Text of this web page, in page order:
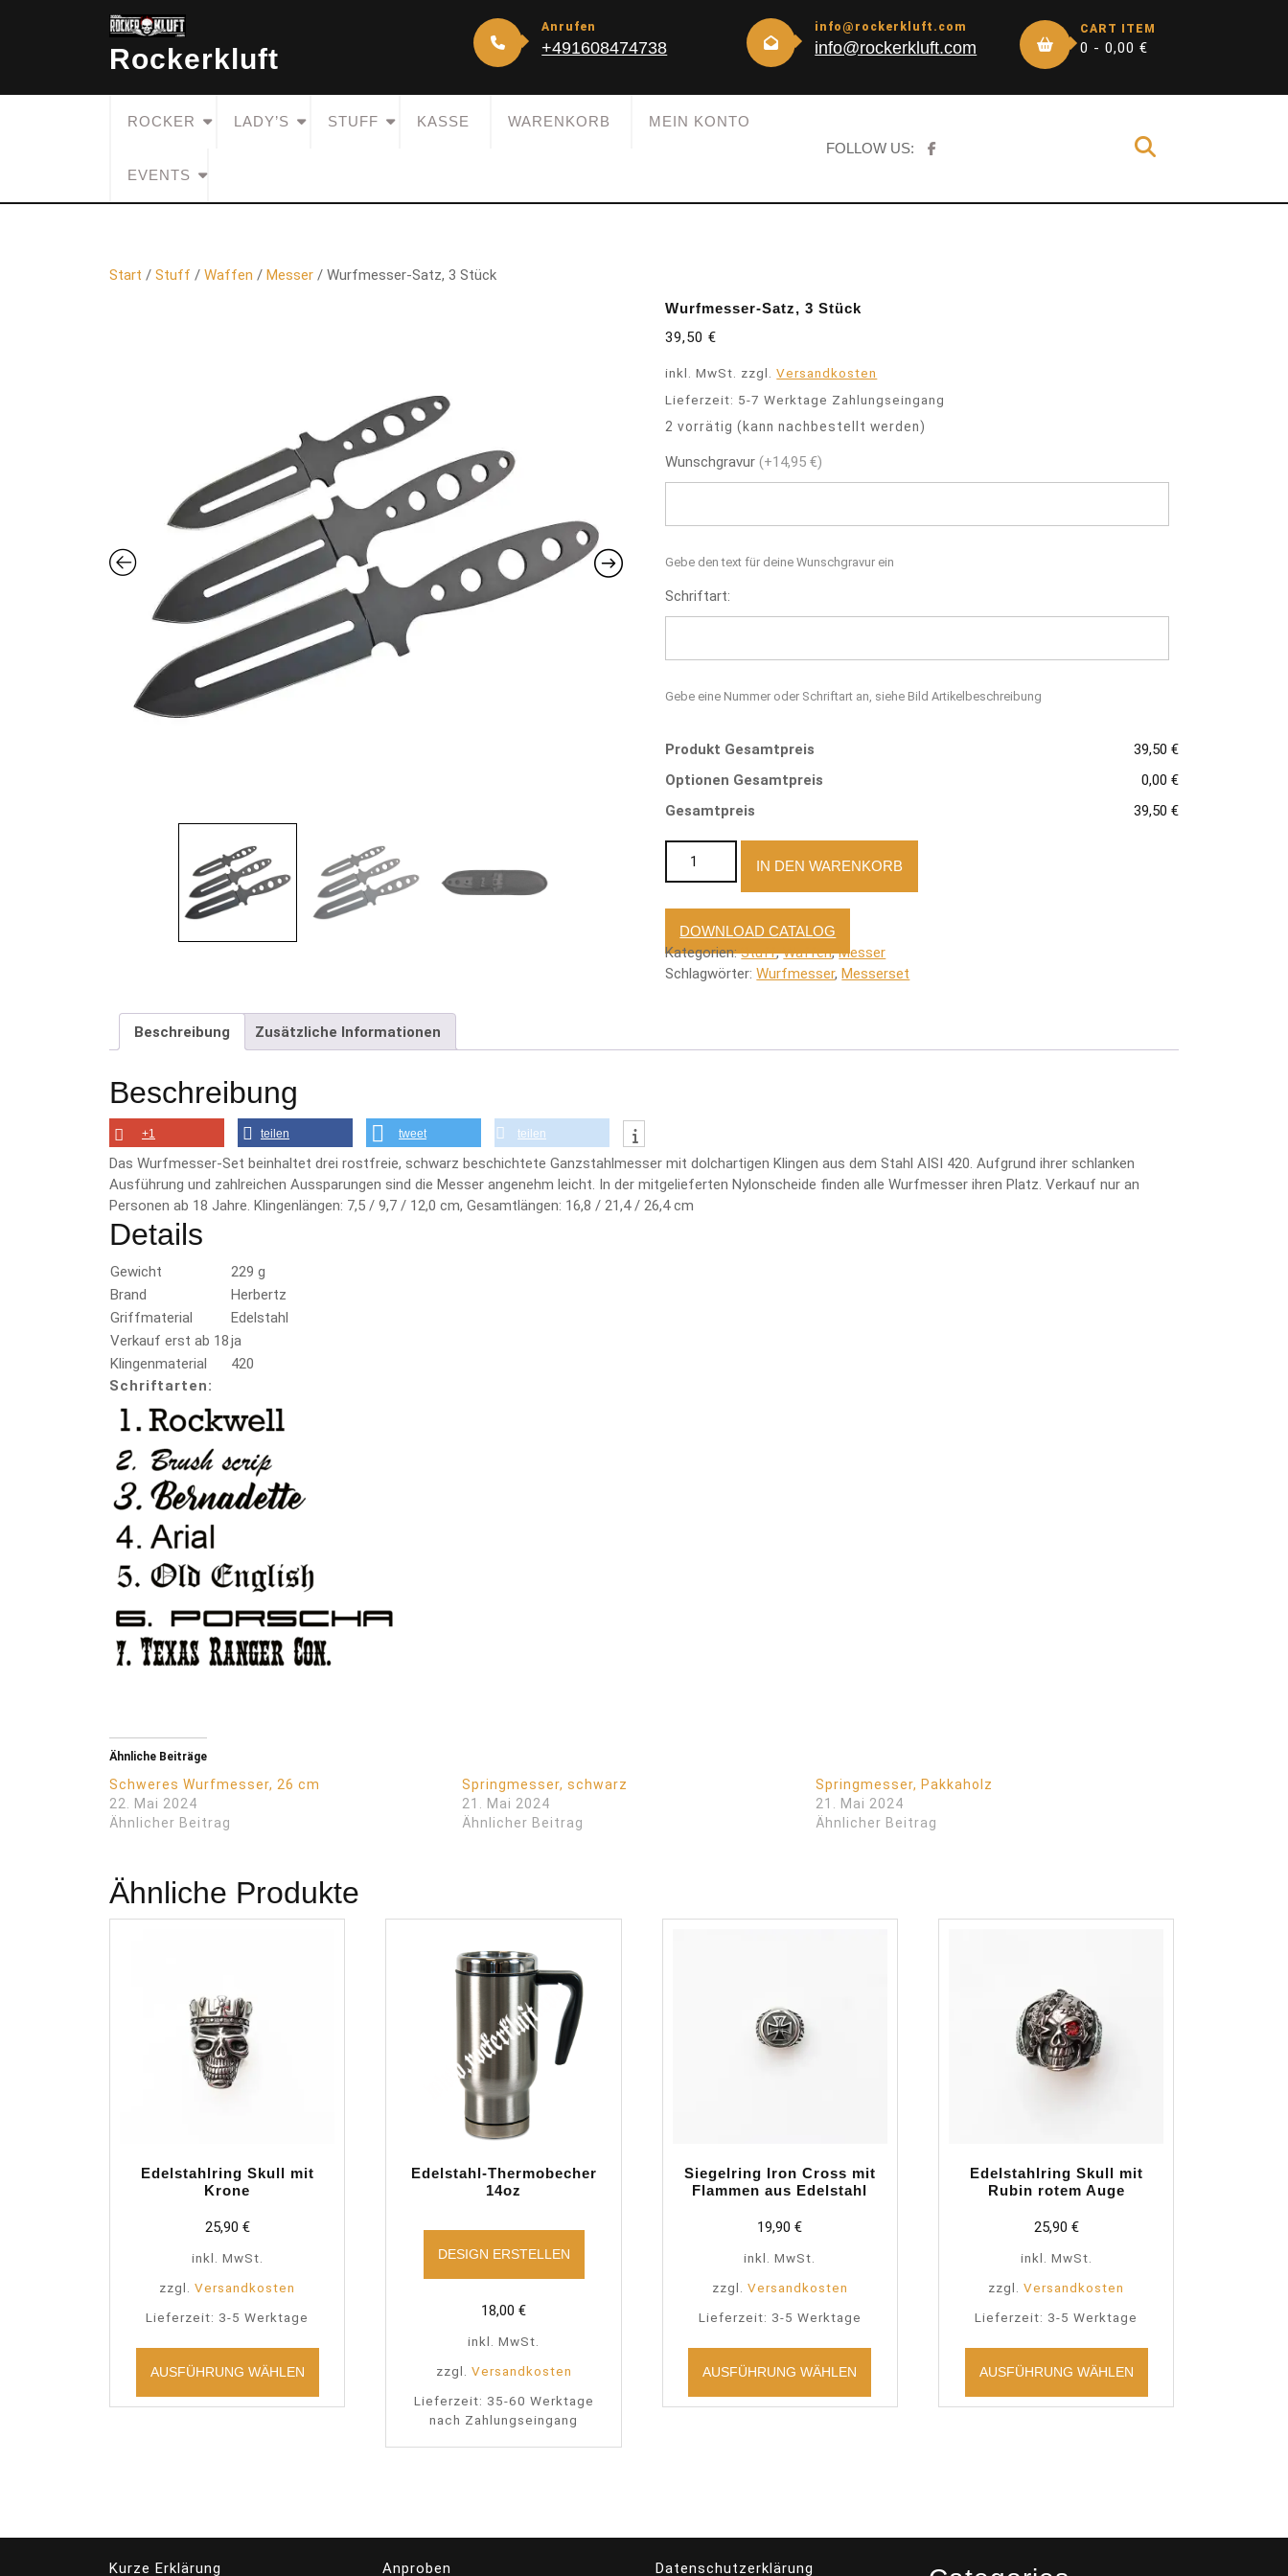
Rockerkluft
Anrufen
+491608474738
info@rockerkluft.com
info@rockerkluft.com
CART ITEM
0 -0,00€
ROCKER LADY’S STUFF KASSE WARENKORB MEIN KONTO
EVENTS
FOLLOW US:
Start / Stuff / Waffen / Messer / Wurfmesser-Satz, 3 Stück
Wurfmesser-Satz, 3 Stück
39,50€
inkl. MwSt. zzgl.Versandkosten
Lieferzeit: 5-7 Werktage Zahlungseingang
2 vorrätig (kann nachbestellt werden)
Wunschgravur (+14,95 €)
Gebe den text für deine Wunschgravur ein
Schriftart:
Gebe eine Nummer oder Schriftart an, siehe Bild Artikelbeschreibung
Produkt Gesamtpreis
39,50 €
Optionen Gesamtpreis
0,00 €
Gesamtpreis
39,50 €
IN DEN WARENKORB
DOWNLOAD CATALOG
Kategorien:Stuff,Waffen,Messer
Schlagwörter:Wurfmesser,Messerset
Beschreibung Zusätzliche Informationen
Beschreibung
+1 teilen tweet teilen
Das Wurfmesser-Set beinhaltet drei rostfreie, schwarz beschichtete Ganzstahlmesser mit dolchartigen Klingen aus dem Stahl AISI 420. Aufgrund ihrer schlanken
Ausführung und zahlreichen Aussparungen sind die Messer angenehm leicht. In der mitgelieferten Nylonscheide finden alle Wurfmesser ihren Platz. Verkauf nur an
Personen ab 18 Jahre. Klingenlängen: 7,5 / 9,7 / 12,0 cm, Gesamtlängen: 16,8 / 21,4 / 26,4 cm
Details
Gewicht
229 g
Brand
Herbertz
Griffmaterial
Edelstahl
Verkauf erst ab 18ja
Klingenmaterial
420
Schriftarten:
Ähnliche Beiträge
Schweres Wurfmesser, 26 cm
22. Mai 2024
Ähnlicher Beitrag
Springmesser, schwarz
21. Mai 2024
Ähnlicher Beitrag
Springmesser, Pakkaholz
21. Mai 2024
Ähnlicher Beitrag
Ähnliche Produkte
Edelstahlring Skull mit
Krone
25,90 €
inkl. MwSt.
zzgl.Versandkosten
Lieferzeit: 3-5 Werktage
AUSFÜHRUNG WÄHLEN
Dieses
mehrere
auf
Edelstahl-Thermobecher
14oz
DESIGN ERSTELLEN
18,00 €
inkl. MwSt.
zzgl. Versandkosten
Lieferzeit: 35-60 Werktage
nach Zahlungseingang
Siegelring Iron Cross mit
Flammen aus Edelstahl
19,90€
inkl. MwSt.
zzgl. Versandkosten
Lieferzeit: 3-5 Werktage
AUSFÜHRUNG WÄHLEN
Dieses
mehrere
auf
Edelstahlring Skull mit
Rubin rotem Auge
25,90 €
inkl. MwSt.
zzgl.Versandkosten
Lieferzeit: 3-5 Werktage
AUSFÜHRUNG WÄHLEN
Dieses
mehrere
auf
Kurze Erklärung Anproben Datenschutzerklärung